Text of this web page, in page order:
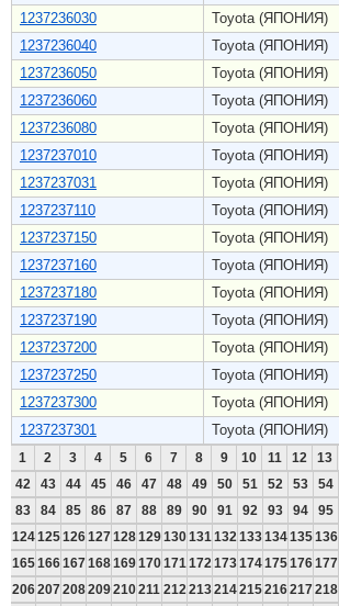
1237236030
Toyota (ЯПОНИЯ)
1237236040
Toyota (ЯПОНИЯ)
1237236050
Toyota (ЯПОНИЯ)
1237236060
Toyota (ЯПОНИЯ)
1237236080
Toyota (ЯПОНИЯ)
1237237010
Toyota (ЯПОНИЯ)
1237237031
Toyota (ЯПОНИЯ)
1237237110
Toyota (ЯПОНИЯ)
1237237150
Toyota (ЯПОНИЯ)
1237237160
Toyota (ЯПОНИЯ)
1237237180
Toyota (ЯПОНИЯ)
1237237190
Toyota (ЯПОНИЯ)
1237237200
Toyota (ЯПОНИЯ)
1237237250
Toyota (ЯПОНИЯ)
1237237300
Toyota (ЯПОНИЯ)
1237237301
Toyota (ЯПОНИЯ)
1 2 3 4 5 6 7 8 9 10 11 12 13
42
43 44 45 46 47 48 49 50 51 52 53 54
83
84 85 86 87 88 89 90 91 92 93 94 95
124125126127128129130131 132 133134135136
165166167168169170171 172 173174175176177
206207208209210211 212 213214215216217218